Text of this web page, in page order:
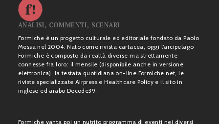
ANALISI, COMMENTI, SCENARI
Formiche è un progetto culturale ed editoriale fondato da Paolo
Messa nel 2004. Nato come rivista cartacea, oggi l’arcipelago
Formiche è composto da realtà diverse ma strettamente
connesse fra loro: il mensile (disponibile anche in versione
elettronica), la testata quotidiana on-line Formiche.net, le
riviste specializzate Airpress e Healthcare Policy e il sito in
inglese ed arabo Decode39.
Formiche vanta poi un nutrito programma di eventi nei diversi